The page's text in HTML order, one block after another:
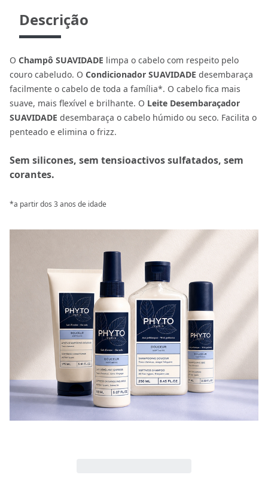
Descrição
O Champô SUAVIDADE limpa o cabelo com respeito pelo
couro cabeludo. O Condicionador SUAVIDADE desembaraça
facilmente o cabelo de toda a família*. O cabelo fica mais
suave, mais flexível e brilhante. O Leite Desembaraçador
SUAVIDADE desembaraça o cabelo húmido ou seco. Facilita o
penteado e elimina o frizz.
Sem silicones, sem tensioactivos sulfatados, sem
corantes.
*a partir dos 3 anos de idade